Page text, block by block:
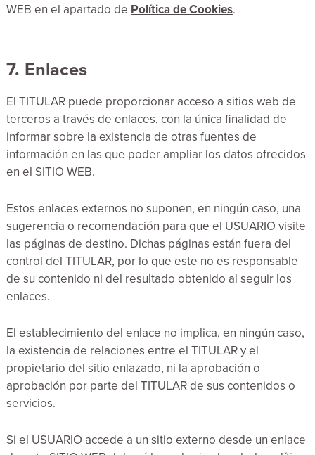
WEB en el apartado de Política de Cookies.
7. Enlaces
El TITULAR puede proporcionar acceso a sitios web de
terceros a través de enlaces, con la única finalidad de
informar sobre la existencia de otras fuentes de
información en las que poder ampliar los datos ofrecidos
en el SITIO WEB.
Estos enlaces externos no suponen, en ningún caso, una
sugerencia o recomendación para que el USUARIO visite
las páginas de destino. Dichas páginas están fuera del
control del TITULAR, por lo que este no es responsable
de su contenido ni del resultado obtenido al seguir los
enlaces.
El establecimiento del enlace no implica, en ningún caso,
la existencia de relaciones entre el TITULAR y el
propietario del sitio enlazado, ni la aprobación o
aprobación por parte del TITULAR de sus contenidos o
servicios.
Si el USUARIO accede a un sitio externo desde un enlace